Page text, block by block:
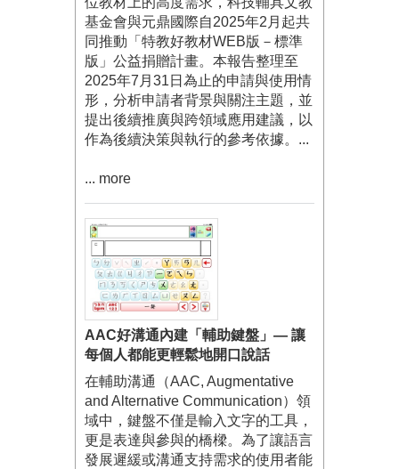
基金會與元鼎國際自2025年2月起共
同推動「特教好教材WEB版－標準
版」公益捐贈計畫。本報告整理至
2025年7月31日為止的申請與使用情
形，分析申請者背景與關注主題，並
提出後續推廣與跨領域應用建議，以
作為後續決策與執行的參考依據。...
... more
AAC好溝通內建「輔助鍵盤」— 讓
每個人都能更輕鬆地開口說話
在輔助溝通（AAC, Augmentative
and Alternative Communication）領
域中，鍵盤不僅是輸入文字的工具，
更是表達與參與的橋樑。為了讓語言
發展遲緩或溝通支持需求的使用者能